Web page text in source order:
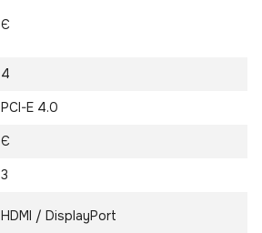
Є
4
PCI-E 4.0
Є
3
HDMI / DisplayPort